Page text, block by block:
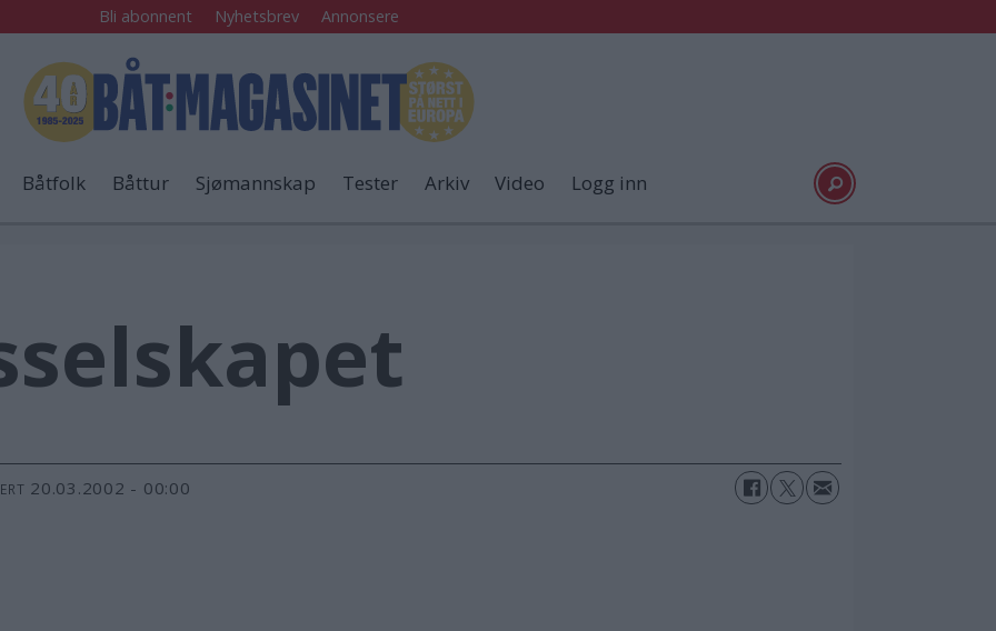
Bli abonnent Nyhetsbrev Annonsere
Båtfolk Båttur Sjømannskap Tester Arkiv Video Logg inn
20.03.2002 - 00:00